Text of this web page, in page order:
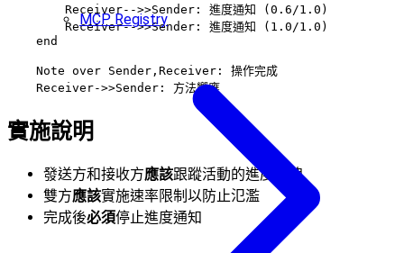
MCP Registry
        Receiver-->>Sender: 進度通知 (0.6/1.0)
        Receiver-->>Sender: 進度通知 (1.0/1.0)
    end
    Note over Sender,Receiver: 操作完成
實施說明
發送方和接收方應該跟蹤活動的進度令牌
雙方應該實施速率限制以防止氾濫
完成後必須停止進度通知